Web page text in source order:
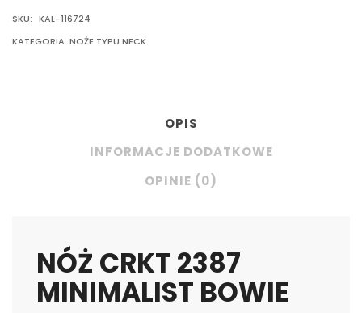
SKU: KAL-116724
KATEGORIA: NOŻE TYPU NECK
OPIS
INFORMACJE DODATKOWE
OPINIE (0)
NÓŻ CRKT 2387
MINIMALIST BOWIE